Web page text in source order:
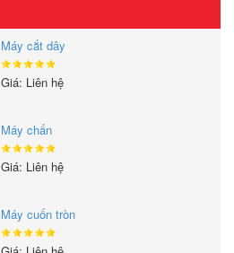
Máy cắt dây
Giá: Liên hệ
Máy chấn
Giá: Liên hệ
Máy cuốn tròn